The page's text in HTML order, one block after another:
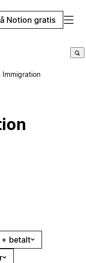
Notion gratis
Immigration
+ betalt